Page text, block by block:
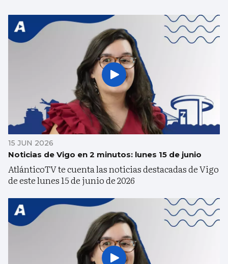
15 JUN 2026
Noticias de Vigo en 2 minutos: lunes 15 de junio
AtlánticoTV te cuenta las noticias destacadas de Vigo
de este lunes 15 de junio de 2026